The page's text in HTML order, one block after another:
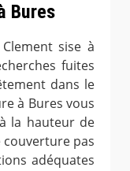
Bures
sise à
fuites
dans le
à Bures vous
la hauteur de
couverture pas
adéquates